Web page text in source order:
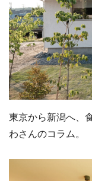
東京から新潟へ、
わさんのコラム。